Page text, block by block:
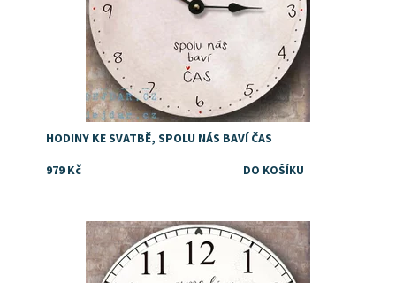
HODINY KE SVATBĚ, SPOLU NÁS BAVÍ ČAS
979 Kč
Dárek pro hasiče ke svatbě nebo výročí svatby
Dostupnost:
Skladem